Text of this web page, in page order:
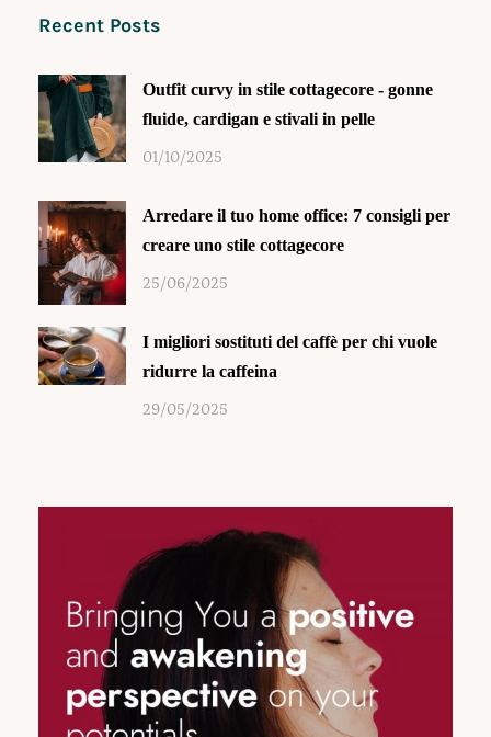
Recent Posts
Outfit curvy in stile cottagecore - gonne
fluide, cardigan e stivali in pelle
01/10/2025
Arredare il tuo home office: 7 consigli per
creare uno stile cottagecore
25/06/2025
I migliori sostituti del caffè per chi vuole
ridurre la caffeina
29/05/2025